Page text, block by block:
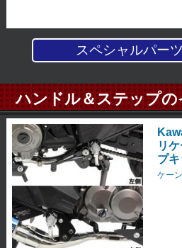
スペシャルパー
ハンドル＆ステップ
リ
プキ
ケー